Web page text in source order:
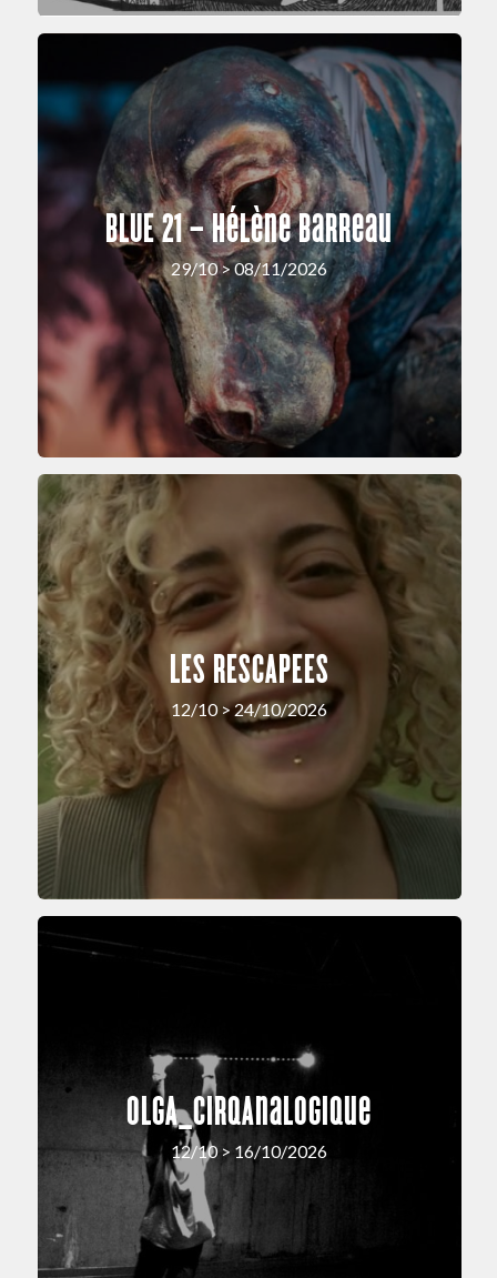
BLUE 21 – Hélène Barreau
29/10 > 08/11/2026
LES RESCAPEES
12/10 > 24/10/2026
OLGA_cirqAnalogique
12/10 > 16/10/2026